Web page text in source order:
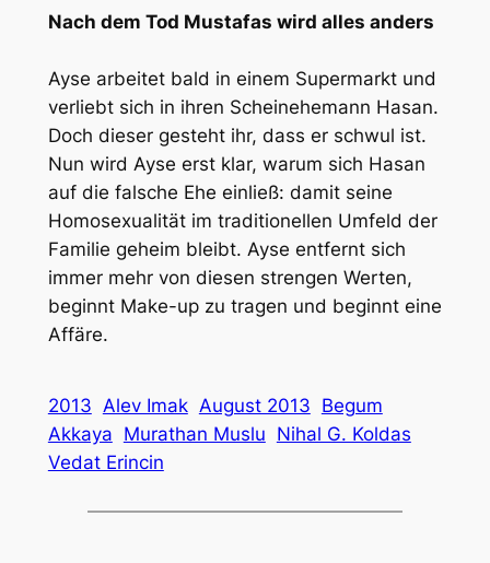
Nach dem Tod Mustafas wird alles anders
Ayse arbeitet bald in einem Supermarkt und
verliebt sich in ihren Scheinehemann Hasan.
Doch dieser gesteht ihr, dass er schwul ist.
Nun wird Ayse erst klar, warum sich Hasan
auf die falsche Ehe einließ: damit seine
Homosexualität im traditionellen Umfeld der
Familie geheim bleibt. Ayse entfernt sich
immer mehr von diesen strengen Werten,
beginnt Make-up zu tragen und beginnt eine
Affäre.
2013 Alev Imak August 2013 Begum
Akkaya Murathan Muslu Nihal G. Koldas
Vedat Erincin